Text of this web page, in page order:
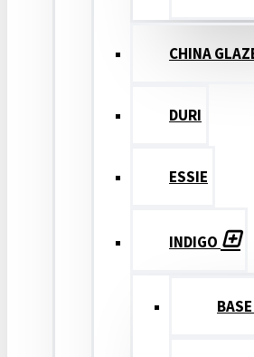
CHINA
DURI
ESSIE
INDIGO